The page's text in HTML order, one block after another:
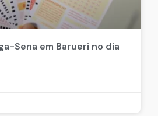
Sena em Barueri no dia